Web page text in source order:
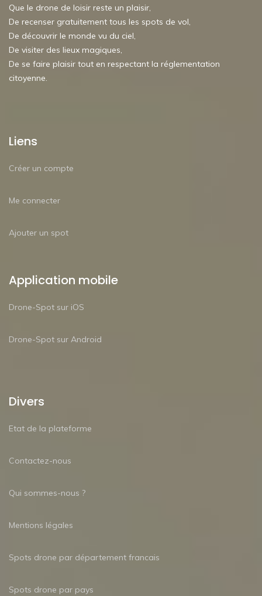
Que le drone de loisir reste un plaisir,
De recenser gratuitement tous les spots de vol,
De découvrir le monde vu du ciel,
De visiter des lieux magiques,
De se faire plaisir tout en respectant la réglementation
citoyenne.
Liens
Créer un compte
Me connecter
Ajouter un spot
Application mobile
Drone-Spot sur iOS
Drone-Spot sur Android
Divers
Etat de la plateforme
Contactez-nous
Qui sommes-nous ?
Mentions légales
Spots drone par département francais
Spots drone par pays